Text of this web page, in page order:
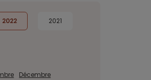
2022 2021
Décembre